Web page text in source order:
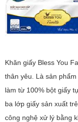
Khăn giấy Bless You
thân yêu. Là sản
làm từ 100% bột giấy
ba lớp giấy sản xuất
công nghệ xử lý bằng